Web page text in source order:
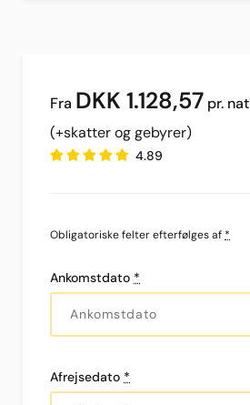
DKK 1.128,57 pr. nat
(+skatter og gebyrer)
4.89
Obligatoriske felter efterfølges af *
Ankomstdato *
Afrejsedato *